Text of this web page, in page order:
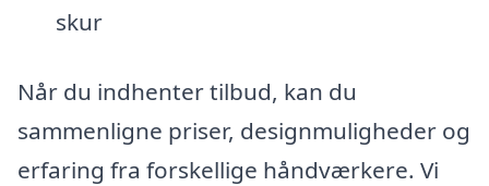
skur
Når du indhenter tilbud, kan du
sammenligne priser, designmuligheder og
erfaring fra forskellige håndværkere. Vi